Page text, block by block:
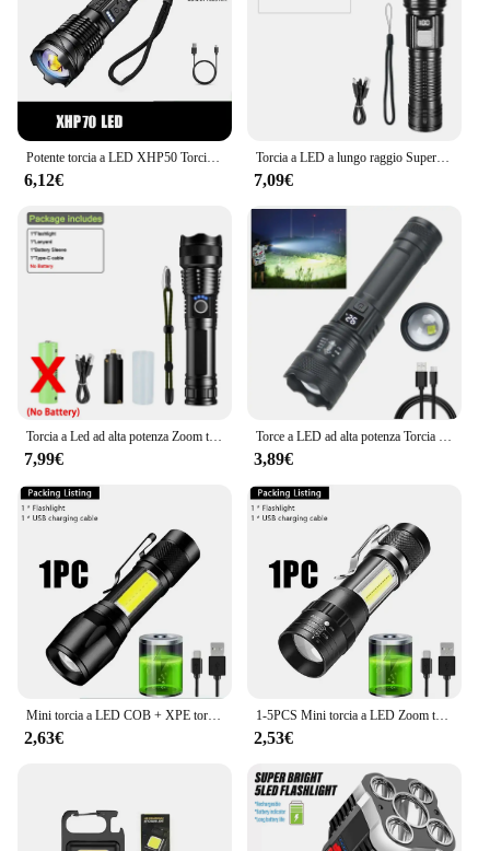
Potente torcia a LED XHP50 Torcia impermeabile 18650 con luce laterale 7 modalità Lanterna da pesca da campeggio Lampada zoom ricaricabile USB
6,12€
Torcia a LED a lungo raggio Super luminosa da 100000 lumen torcia tattica torcia a lanterna da campeggio impermeabile per esterni
7,09€
Torcia a Led ad alta potenza Zoom telescopico lampada a Led ricaricabile portatile faretti di emergenza torcia da campeggio
7,99€
Torce a LED ad alta potenza Torcia tattica da 2000LM con luce display Ricarica USB Lanterna con zoom di emergenza per pesca da campeggio
3,89€
Mini torcia a LED COB + XPE torcia portatile ricarica USB lanterna da campeggio Zoomable Focus Light torcia tattica con Clip per penna
2,63€
1-5PCS Mini torcia a LED Zoom torcia COB + lampada XPE lampada a batteria incorporata luce tascabile di emergenza impermeabile per esterni con Clip per penna
2,53€